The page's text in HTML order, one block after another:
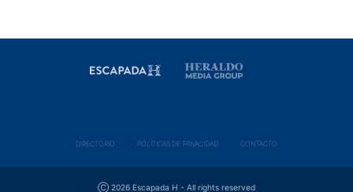
DIRECTORIO POLÍ­TICAS DE PRIVACIDAD CONTACTO
Ⓒ 2026 Escapada H - All rights reserved